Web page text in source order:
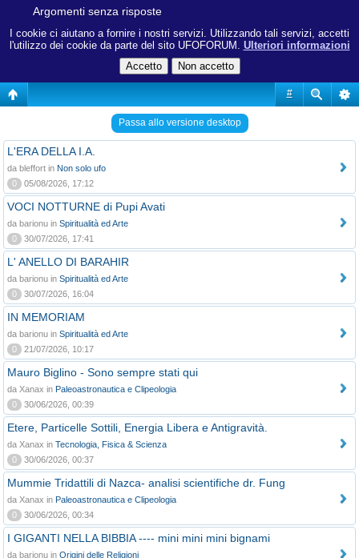
I cookie ci aiutano a fornire i nostri servizi. Utilizzando tali servizi, accetti
l'utilizzo dei cookie da parte del sito UFOFORUM. Ulteriori informazioni
#
Argomenti senza risposte
Passa allo versione desktop
L'ERA DELLA I.A.
da bleffort in Non solo ufo
0
05/08/2026, 17:12
VOCI NOTTURNE di Pupi Avati
da barionu in Spiritualità ed Arte
0
30/07/2026, 17:41
L' ANELLO DI BARAHIR
da barionu in Spiritualità ed Arte
0
30/07/2026, 16:04
IN MEMORIAM
da barionu in Spiritualità ed Arte
0
21/07/2026, 10:17
Mauro Biglino - Sono sempre stati qui
da Xanax in Paleoastronautica e Clipeologia
0
30/06/2026, 00:39
Etere, Particelle Sottili, Energia Libera e Antigravità.
da Xanax in Tecnologia, Fisica & Scienza
0
30/06/2026, 00:37
Mummie Tridattili di Nazca- analisi scientifiche dr. Fung
da Xanax in Paleoastronautica e Clipeologia
0
30/06/2026, 00:34
I GIGANTI NELLA BIBBIA ---- mini mini mini bignami
da barionu in Origini delle Religioni